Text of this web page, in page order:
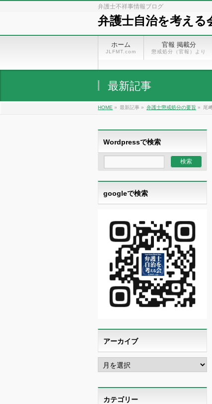
弁護士不祥事情報ブログ
弁護士自治を考える
ホーム
JLFMT.com
官報 掲載分
懲戒処分（官報）より
最新記事
HOME » 最新記事 » 弁護士懲戒処分の要旨 » 尾
Wordpressで検索
googleで検索
アーカイブ
ア
ー
イ
ブカテゴリー